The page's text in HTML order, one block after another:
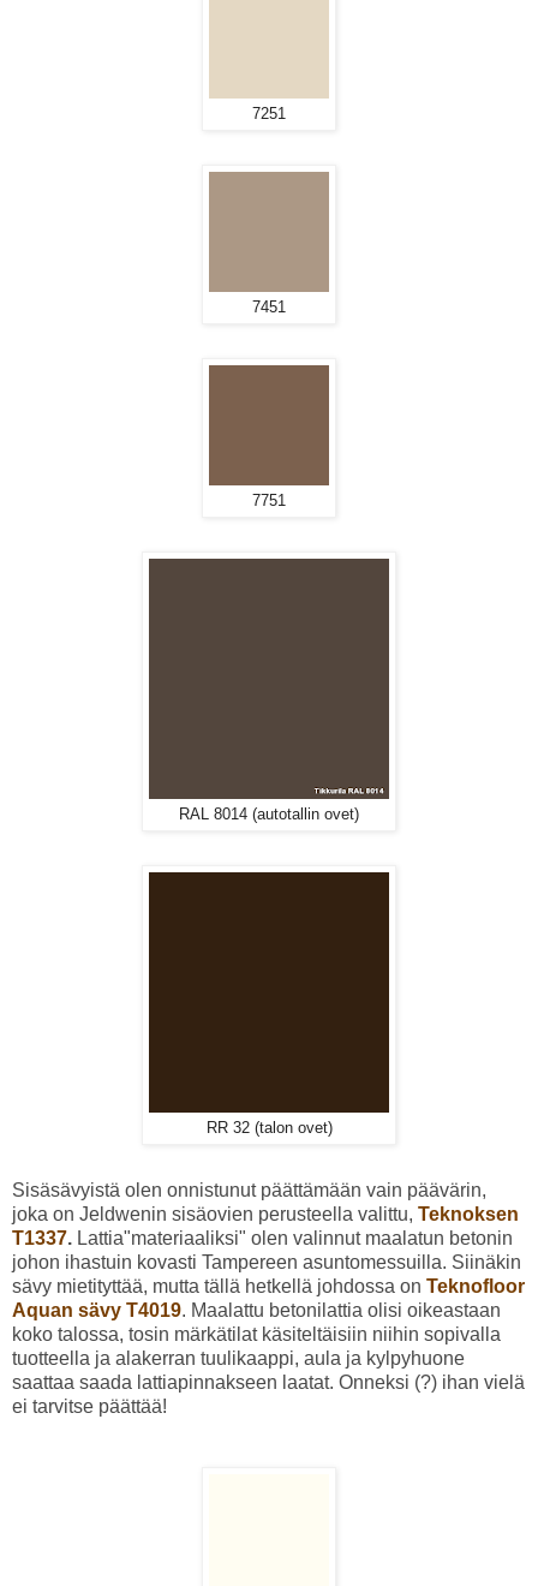
7251
7451
7751
RAL 8014 (autotallin ovet)
RR 32 (talon ovet)
Sisäsävyistä olen onnistunut päättämään vain päävärin,
joka on Jeldwenin sisäovien perusteella valittu, Teknoksen
T1337. Lattia"materiaaliksi" olen valinnut maalatun betonin
johon ihastuin kovasti Tampereen asuntomessuilla. Siinäkin
sävy mietityttää, mutta tällä hetkellä johdossa on Teknofloor
Aquan sävy T4019. Maalattu betonilattia olisi oikeastaan
koko talossa, tosin märkätilat käsiteltäisiin niihin sopivalla
tuotteella ja alakerran tuulikaappi, aula ja kylpyhuone
saattaa saada lattiapinnakseen laatat. Onneksi (?) ihan vielä
ei tarvitse päättää!